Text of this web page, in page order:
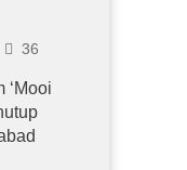
36
‘Mooi